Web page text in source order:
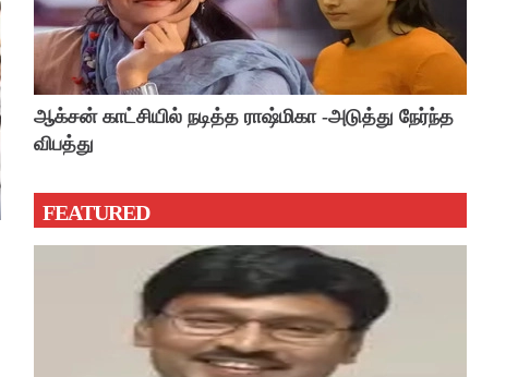
ஆக்சன் காட்சியில் நடித்த ராஷ்மிகா -அடுத்து நேர்ந்த
விபத்து
FEATURED